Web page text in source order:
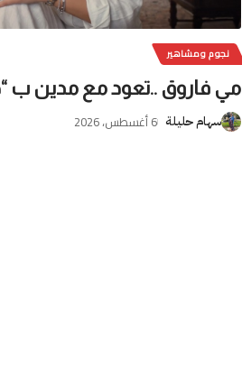
نجوم ومشاهير
مي فاروق ..تعود مع مدين ب
سهام حليلة 6 أغسطس، 2026